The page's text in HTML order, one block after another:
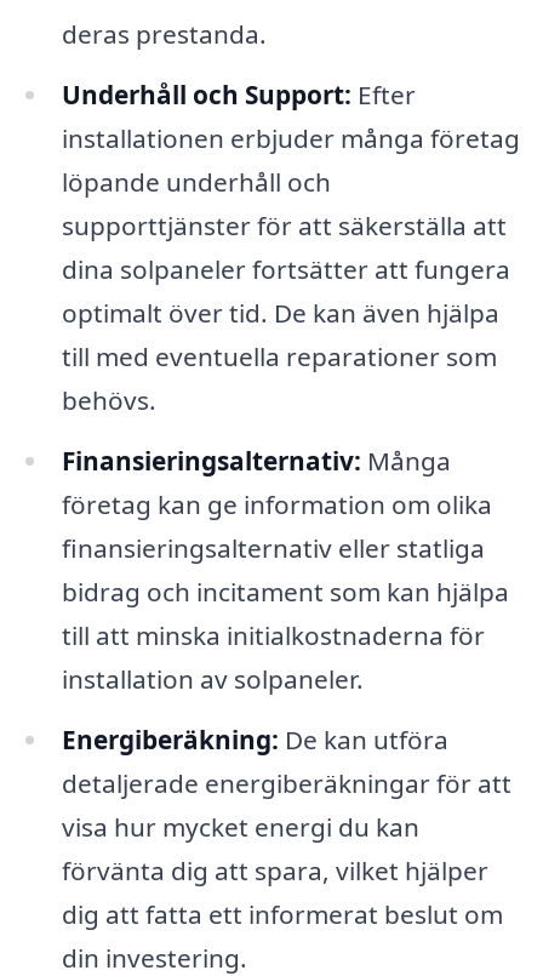
deras prestanda.
Underhåll och Support: Efter
installationen erbjuder många företag
löpande underhåll och
supporttjänster för att säkerställa att
dina solpaneler fortsätter att fungera
optimalt över tid. De kan även hjälpa
till med eventuella reparationer som
behövs.
Finansieringsalternativ: Många
företag kan ge information om olika
finansieringsalternativ eller statliga
bidrag och incitament som kan hjälpa
till att minska initialkostnaderna för
installation av solpaneler.
Energiberäkning: De kan utföra
detaljerade energiberäkningar för att
visa hur mycket energi du kan
förvänta dig att spara, vilket hjälper
dig att fatta ett informerat beslut om
din investering.